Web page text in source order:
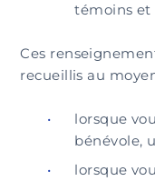
témoins et
Ces
recueillis au
lorsque
bénévole,
lorsque